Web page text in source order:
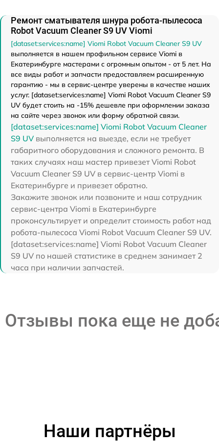
Ремонт сматывателя шнура робота-пылесоса
Robot Vacuum Cleaner S9 UV Viomi
[dataset:services:name] Viomi Robot Vacuum Cleaner S9 UV
выполняется в нашем профильном сервисе Viomi в
Екатеринбурге мастерами с огромным опытом - от 5 лет. На
все виды работ и запчасти предоставляем расширенную
гарантию - мы в сервис-центре уверены в качестве наших
услуг. [dataset:services:name] Viomi Robot Vacuum Cleaner S9
UV будет стоить на -15% дешевле при оформлении заказа
на сайте через звонок или форму обратной связи.
[dataset:services:name] Viomi Robot Vacuum Cleaner
S9 UV выполняется на выезде, если не требует
габаритного оборудования и сложного ремонта. В
таких случаях наш мастер привезет Viomi Robot
Vacuum Cleaner S9 UV в сервис-центр Viomi в
Екатеринбурге и привезет обратно.
Закажите звонок или позвоните и наш сотрудник
сервис-центра Viomi в Екатеринбурге
проконсультирует и определит стоимость работ над
робота-пылесоса Viomi Robot Vacuum Cleaner S9 UV.
[dataset:services:name] Viomi Robot Vacuum Cleaner
S9 UV по нашей статистике в среднем занимает 2
часа при наличии запчастей.
Отзывы пока еще не
Наши партнёры